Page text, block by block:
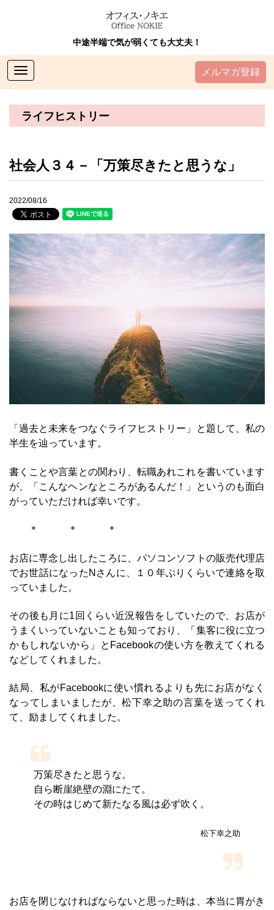
中途半端で気が弱くても大丈夫！
Toggle
navigation
メルマガ登録
ライフヒストリー
社会人３４－「万策尽きたと思うな」
2022/08/16
「過去と未来をつなぐライフヒストリー」と題して、私の
半生を辿っています。
書くことや言葉との関わり、転職あれこれを書いています
が、「こんなヘンなところがあるんだ！」というのも面白
がっていただければ幸いです。
＊ ＊ ＊
お店に専念し出したころに、パソコンソフトの販売代理店
でお世話になったNさんに、１０年ぶりくらいで連絡を取
っていました。
その後も月に1回くらい近況報告をしていたので、お店が
うまくいっていないことも知っており、「集客に役に立つ
かもしれないから」とFacebookの使い方を教えてくれる
などしてくれました。
結局、私がFacebookに使い慣れるよりも先にお店がなく
なってしまいましたが、松下幸之助の言葉を送ってくれ
て、励ましてくれました。
万策尽きたと思うな。
自ら断崖絶壁の淵にたて。
その時はじめて新たなる風は必ず吹く。
松下幸之助
お店を閉じなければならないと思った時は、本当に胃がき